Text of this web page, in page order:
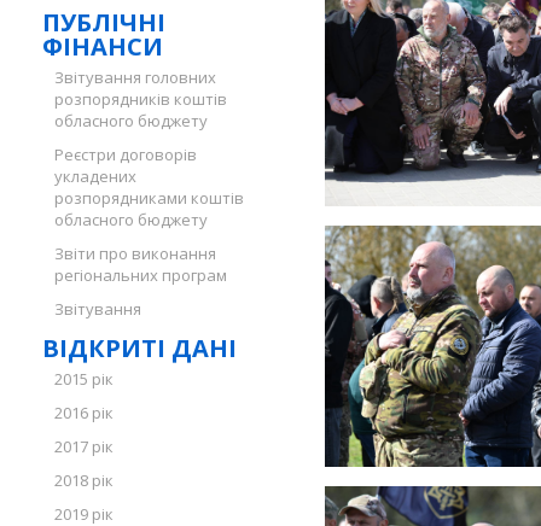
ПУБЛІЧНІ
ФІНАНСИ
Звітування головних
розпорядників коштів
обласного бюджету
Реєстри договорів
укладених
розпорядниками коштів
обласного бюджету
Звіти про виконання
регіональних програм
Звітування
ВІДКРИТІ ДАНІ
2015 рік
2016 рік
2017 рік
2018 рік
2019 рік